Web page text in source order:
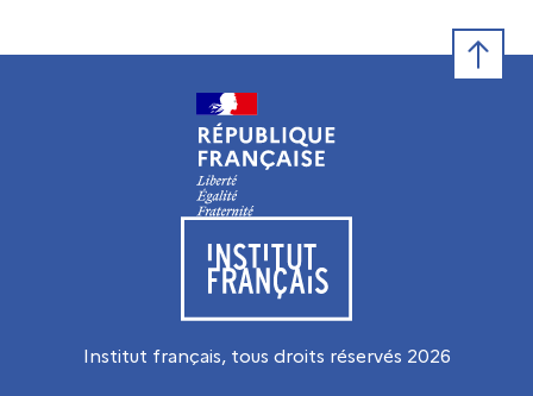
Visiter le site de l’Institut français
Institut français, tous droits réservés 2026